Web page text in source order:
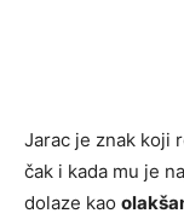
Jarac je znak koji
čak i kada mu je
dolaze kao